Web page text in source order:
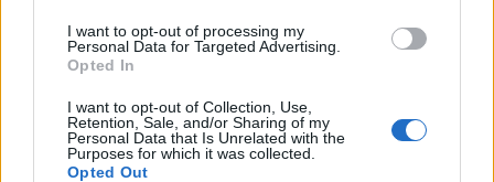
I want to opt-out of processing my
Personal Data for Targeted Advertising.
Opted In
I want to opt-out of Collection, Use,
Retention, Sale, and/or Sharing of my
Personal Data that Is Unrelated with the
Purposes for which it was collected.
Opted Out
NEWS